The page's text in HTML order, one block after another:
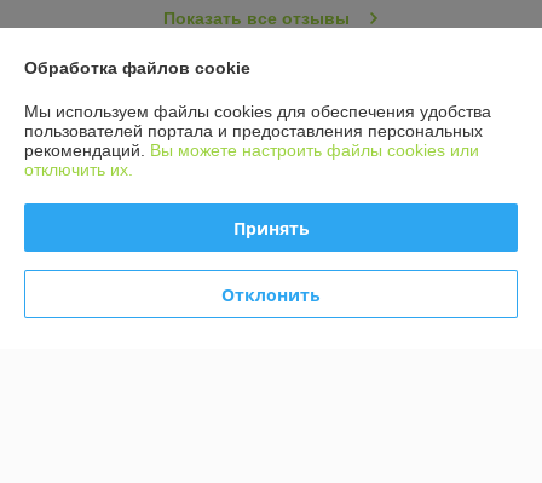
Показать все отзывы
Контакты
График работы
Обработка файлов cookie
Мы используем файлы cookies для обеспечения удобства
пользователей портала и предоставления персональных
рекомендаций. Вы можете настроить файлы cookies или
отключить их.
Принять
Отклонить